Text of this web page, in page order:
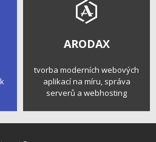
ARODAX
tvorba moderních webových
aplikací na míru, správa
serverů a webhosting